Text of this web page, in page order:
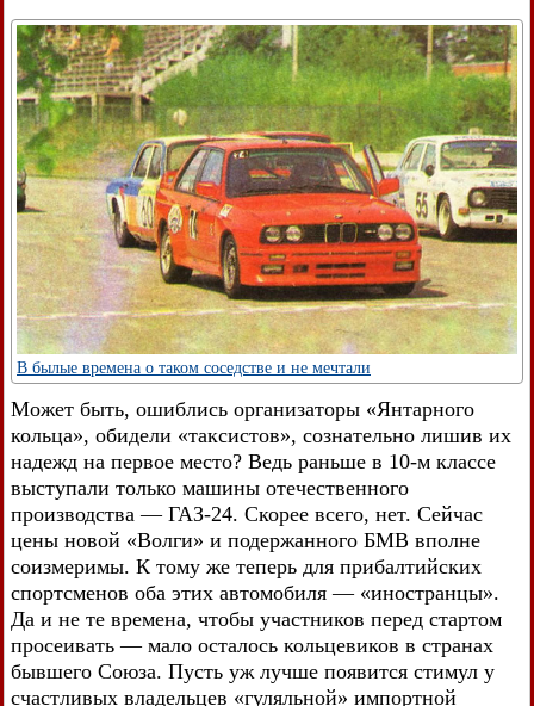
В былые времена о таком соседстве и не мечтали
Может быть, ошиблись организаторы «Янтарного
кольца», обидели «таксистов», сознательно лишив их
надежд на первое место? Ведь раньше в 10-м классе
выступали только машины отечественного
производства — ГАЗ-24. Скорее всего, нет. Сейчас
цены новой «Волги» и подержанного БМВ вполне
соизмеримы. К тому же теперь для прибалтийских
спортсменов оба этих автомобиля — «иностранцы».
Да и не те времена, чтобы участников перед стартом
просеивать — мало осталось кольцевиков в странах
бывшего Союза. Пусть уж лучше появится стимул у
счастливых владельцев «гуляльной» импортной